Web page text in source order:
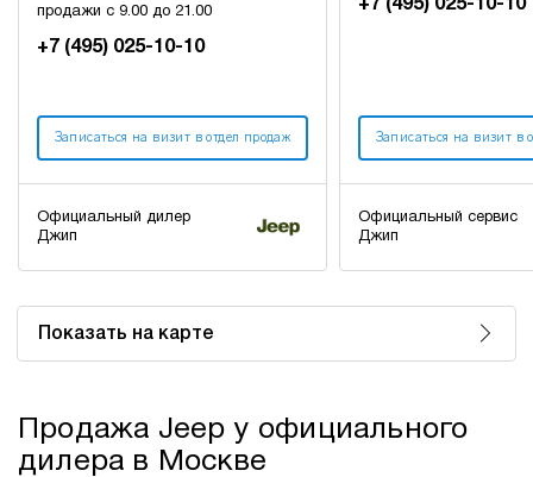
Показать на карте
продажи с 9.00 до 21.00
+7 (495) 025-10-10
Записаться на визит в отдел продаж
Официальный дилер
Джип
+7 (495) 025-10-10
Записаться на визит в
Официальный сервис
Джип
Продажа Jeep у официального
дилера в Москве